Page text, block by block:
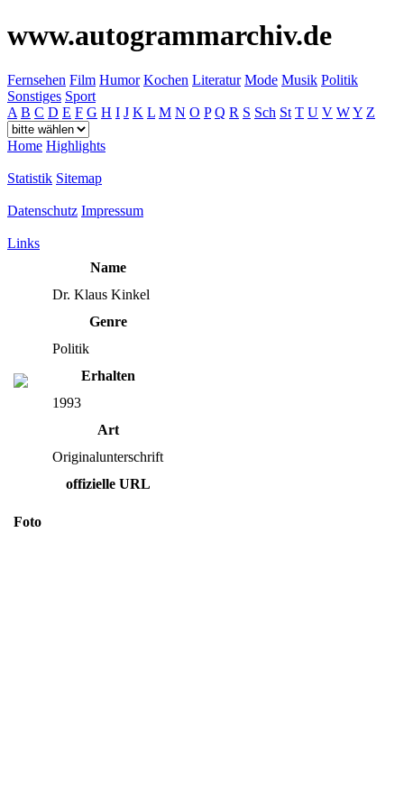
www.autogrammarchiv.de
Fernsehen Film Humor Kochen Literatur Mode Musik Politik
Sonstiges Sport
A B C D E F G H I J K L M N O P Q R S Sch St T U V WY Z
Home Highlights
Statistik Sitemap
Datenschutz Impressum
Links
Name
Dr. Klaus Kinkel
Genre
Politik
Erhalten
1993
Art
Originalunterschrift
offizielle URL
Foto